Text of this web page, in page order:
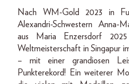
Nach WM-Gold 2023 in
Alexandri-Schwestern Anna-
aus Maria Enzersdorf
Weltmeisterschaft in Singapur
– mit einer grandiosen
Punkterekord! Ein weiterer